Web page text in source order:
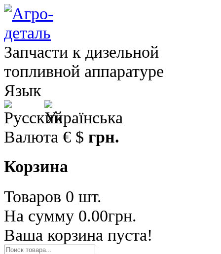
Запчасти к дизельной
топливной аппаратуре
Язык
Валюта € $ грн.
Корзина
Товаров 0 шт.
На сумму 0.00грн.
Ваша корзина пуста!